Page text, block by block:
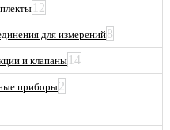
12
для измерений8
и клапаны 14
приборы2